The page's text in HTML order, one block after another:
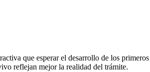
que esperar el desarrollo de los
reflejan mejor la realidad del trámite.